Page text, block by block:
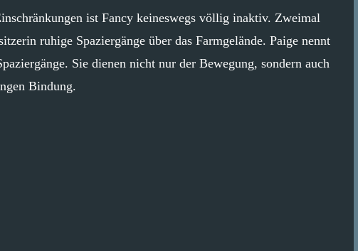
ist Fancy keineswegs völlig inaktiv. Zweimal
ruhige Spaziergänge über das Farmgelände. Paige nennt
Sie dienen nicht nur der Bewegung, sondern auch
Bindung.